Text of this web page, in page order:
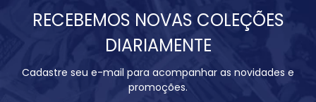
RECEBEMOS NOVAS COLEÇÕES
DIARIAMENTE
Cadastre seu e-mail para acompanhar as novidades e
promoções.